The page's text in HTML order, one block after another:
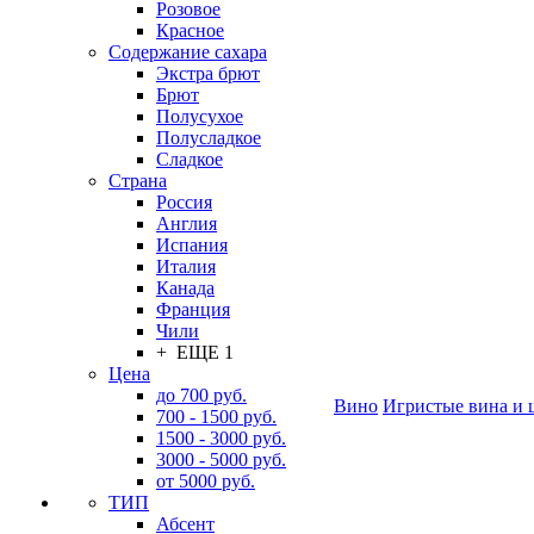
Розовое
Красное
Содержание сахара
Экстра брют
Брют
Полусухое
Полусладкое
Сладкое
Страна
Россия
Англия
Испания
Италия
Канада
Франция
Чили
+ ЕЩЕ 1
Цена
до 700 руб.
700 - 1500 руб.
1500 - 3000 руб.
3000 - 5000 руб.
от 5000 руб.
ТИП
Абсент
Вино Игристые вина и